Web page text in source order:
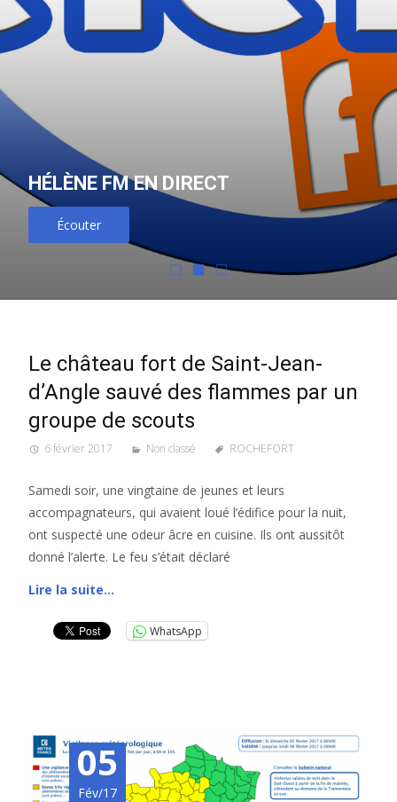
HÉLÈNE FM EN DIRECT
Écouter
Le château fort de Saint-Jean-
d’Angle sauvé des flammes par un
groupe de scouts
6 février 2017 Non classé ROCHEFORT
Samedi soir, une vingtaine de jeunes et leurs
accompagnateurs, qui avaient loué l’édifice pour la nuit,
ont suspecté une odeur âcre en cuisine. Ils ont aussitôt
donné l’alerte. Le feu s’était déclaré
Lire la suite…
WhatsApp
05
Fév/17